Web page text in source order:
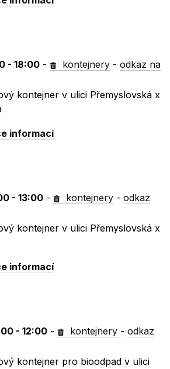
- 18:00 - kontejnery -odkaz na
kontejner v ulici Přemyslovská x
informací
- 13:00 - kontejnery -odkaz
kontejner v ulici Přemyslovská x
informací
- 12:00 - kontejnery -odkaz
kontejner pro bioodpad v ulici